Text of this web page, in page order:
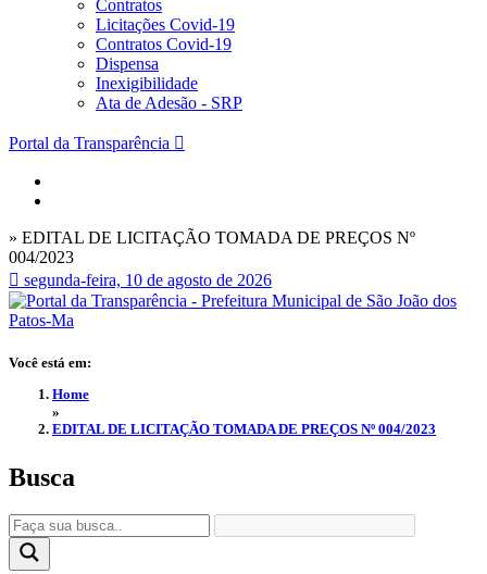
Contratos
Licitações Covid-19
Contratos Covid-19
Dispensa
Inexigibilidade
Ata de Adesão - SRP
Portal da Transparência
» EDITAL DE LICITAÇÃO TOMADA DE PREÇOS Nº
004/2023
segunda-feira, 10 de agosto de 2026
Você está em:
Home
»
EDITAL DE LICITAÇÃO TOMADA DE PREÇOS Nº 004/2023
Busca